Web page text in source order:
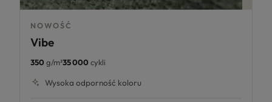
NOWOŚĆ
Vibe
350g/m²35 000cykli
Wysoka odporność koloru